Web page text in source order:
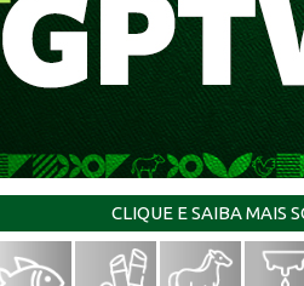
CLIQUE E SAIBA MAIS